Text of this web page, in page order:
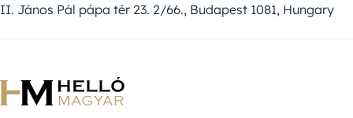
II. János Pál pápa tér 23. 2/66., Budapest 1081, Hungary